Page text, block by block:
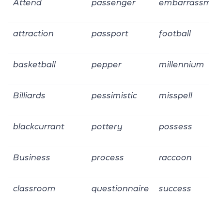
Attend passenger
attraction passport football
basketball pepper millennium
Billiards pessimistic misspell
blackcurrant pottery possess
Business process raccoon
classroom questionnaire success